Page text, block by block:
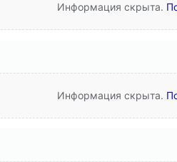
Информация скрыта.
Информация скрыта.